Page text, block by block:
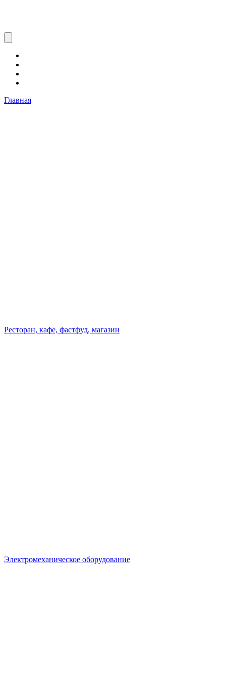
Главная
Ресторан, кафе, фастфуд, магазин
Электромеханическое оборудование